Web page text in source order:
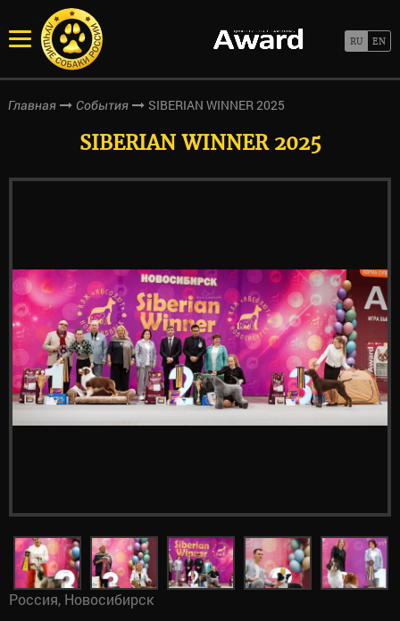
Главная События SIBERIAN WINNER 2025
SIBERIAN WINNER 2025
Россия, Новосибирск